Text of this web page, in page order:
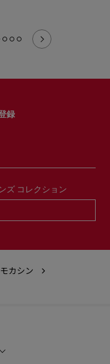
録
ズ コレクション
カシン